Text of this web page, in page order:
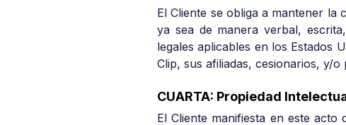
El Cliente se obliga a mantener
ya sea de manera verbal,
legales aplicables en los Estados
Clip, sus afiliadas, cesionarios, y/
CUARTA: Propiedad
El Cliente manifiesta en este